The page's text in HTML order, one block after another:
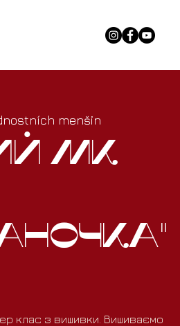
menšin
МК
клас з вишивки. Вишиваємо